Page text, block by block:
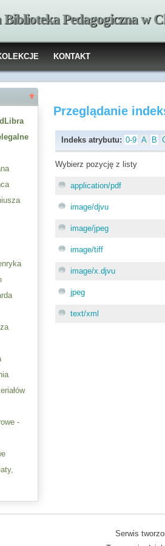
Pedagogiczna w
KONTAKT
-
Przeglądanie
Indeks atrybutu: 0-9 A B
Wybierz pozycję z listy
application/pdf
image/djvu
image/jpeg
image/tiff
image/x.djvu
jpeg
text/xml
Serwis